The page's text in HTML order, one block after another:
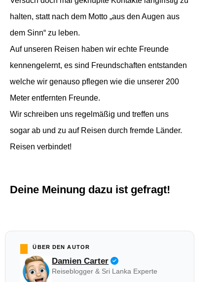
halten, statt nach dem Motto „aus den Augen aus
dem Sinn“ zu leben.
Auf unseren Reisen haben wir echte Freunde
kennengelernt, es sind Freundschaften entstanden
welche wir genauso pflegen wie die unserer 200
Meter entfernten Freunde.
Wir schreiben uns regelmäßig und treffen uns
sogar ab und zu auf Reisen durch fremde Länder.
Reisen verbindet!
Deine Meinung dazu ist gefragt!
ÜBER DEN AUTOR
Damien Carter
Reiseblogger & Sri Lanka Experte